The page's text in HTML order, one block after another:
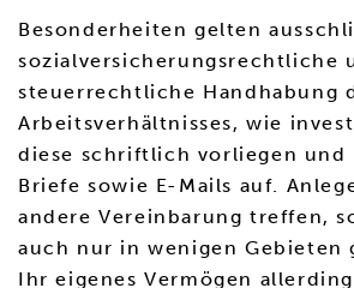
Besonderheiten gelten
sozialversicherungsrechtliche
steuerrechtliche Handhabung
Arbeitsverhältnisses, wie
diese schriftlich vorliegen und
Briefe sowie E-Mails auf.
andere Vereinbarung treffen,
auch nur in wenigen Gebieten
Ihr eigenes Vermögen